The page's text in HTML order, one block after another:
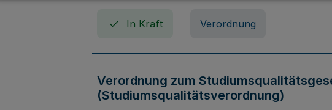
In Kraft Verordnung
Verordnung zum
(Studiumsqualitätsverordnung)